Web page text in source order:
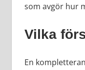
som avgör hur
Vilka
En